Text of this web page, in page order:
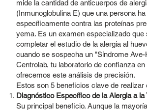
mide la cantidad de anticuerpos de
(Inmunoglobulina E) que una persona
específicamente contra las proteínas
yema. Es un examen especializado que
completar el estudio de la alergia al
cuando se sospecha un "Síndrome Ave-
Centrolab, tu laboratorio de confianza en
ofrecemos este análisis de precisión.
Estos son 5 beneficios clave de realizar
Diagnóstico Específico de la Alergia a la
Su principal beneficio. Aunque la